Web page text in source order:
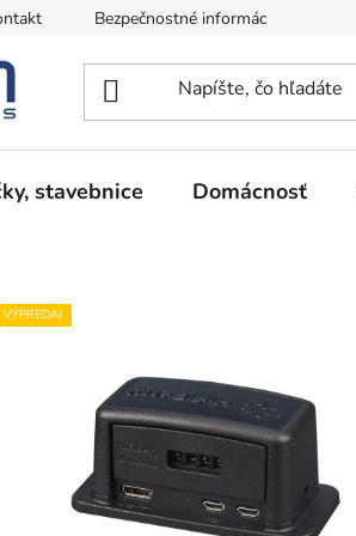
Bezpečnostné informácie
stavebnice Domácnosť
VÝPREDAJ